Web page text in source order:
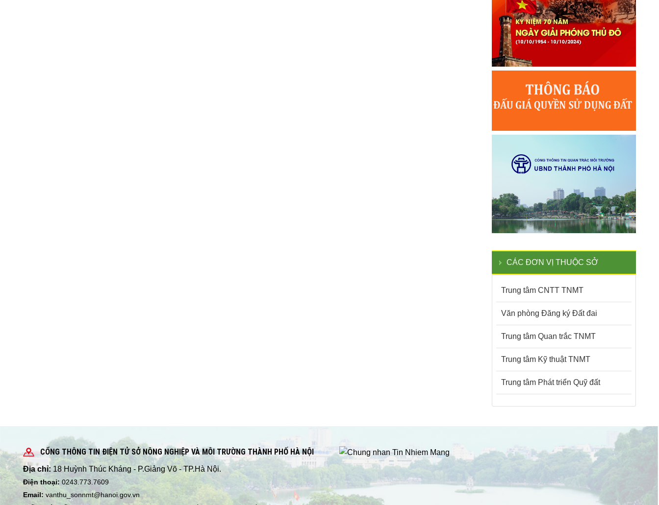
CÁC ĐƠN VỊ THUỘC SỞ
Trung tâm CNTT TNMT
Văn phòng Đăng ký Đất đai
Trung tâm Quan trắc TNMT
Trung tâm Kỹ thuật TNMT
Trung tâm Phát triển Quỹ đất
CỔNG THÔNG TIN ĐIỆN TỬ SỞ NÔNG NGHIỆP VÀ MÔI TRƯỜNG THÀNH PHỐ HÀ NỘI
Địa chỉ: 18 Huỳnh Thúc Kháng - P.Giảng Võ - TP.Hà Nội.
Điện thoại: 0243.773.7609
Email: vanthu_sonnmt@hanoi.gov.vn